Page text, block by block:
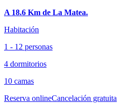
A 18.6 Km de La Matea.
Habitación
1 - 12 personas
4 dormitorios
10 camas
Reserva onlineCancelación gratuita